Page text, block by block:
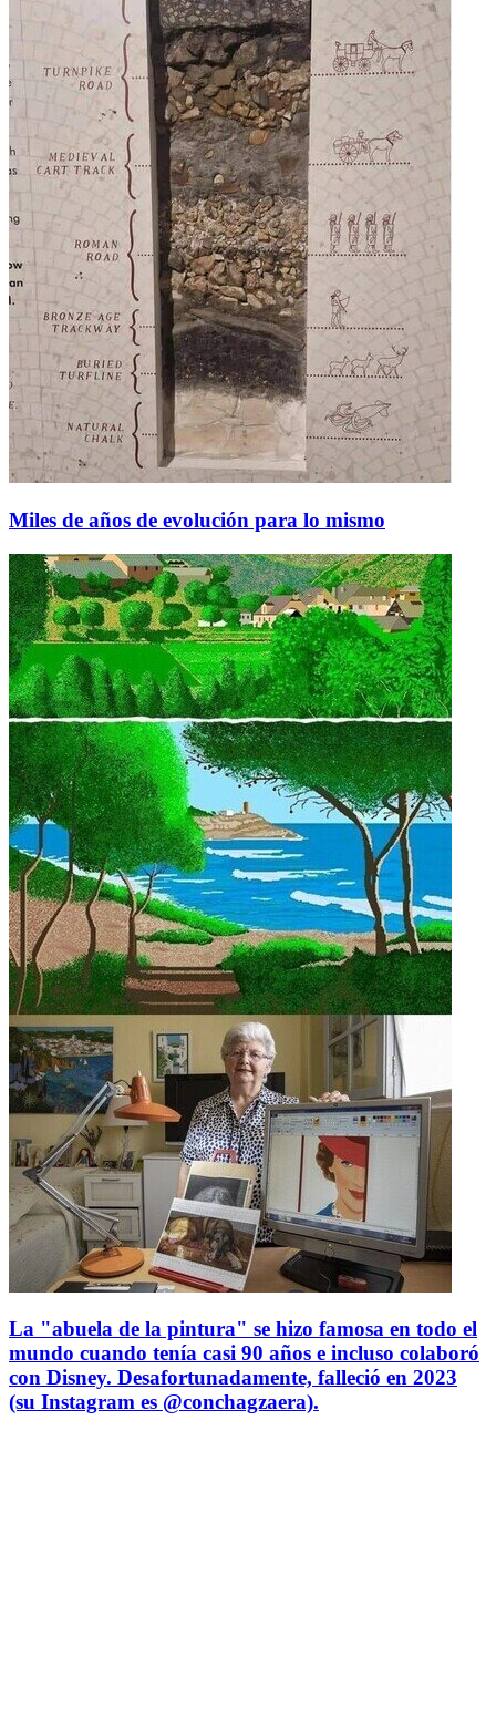
Miles de años de evolución para lo mismo
La "abuela de la pintura" se hizo famosa en todo el
mundo cuando tenía casi 90 años e incluso colaboró
con Disney. Desafortunadamente, falleció en 2023
(su Instagram es @conchagzaera).